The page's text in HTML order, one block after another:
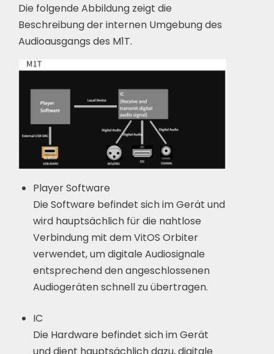
Die folgende Abbildung zeigt die
Beschreibung der internen Umgebung des
Audioausgangs des M1T.
Player Software
Die Software befindet sich im Gerät und
wird hauptsächlich für die nahtlose
Verbindung mit dem VitOS Orbiter
verwendet, um digitale Audiosignale
entsprechend den angeschlossenen
Audiogeräten schnell zu übertragen.
IC
Die Hardware befindet sich im Gerät